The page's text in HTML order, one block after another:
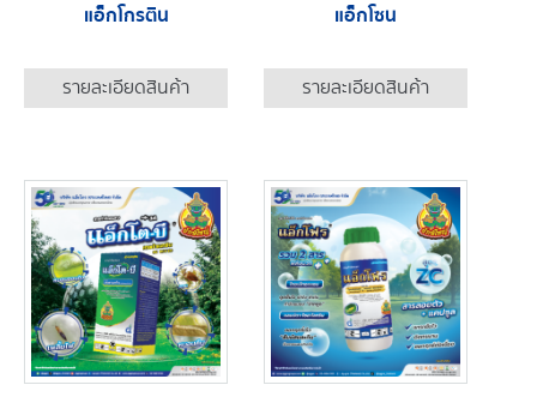
แอ็กโกรติน
รายละเอียดสินค้า
แอ็กโซน
รายละเอียดสินค้า